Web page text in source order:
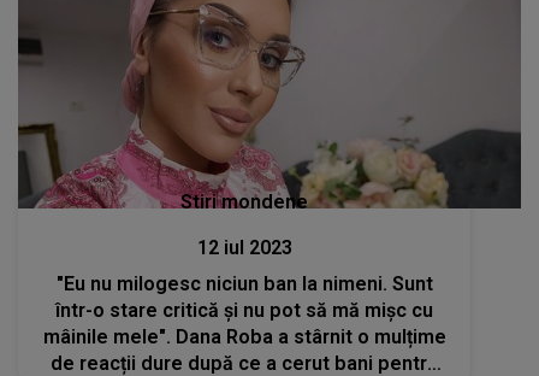
Stiri mondene
12 iul 2023
"Eu nu milogesc niciun ban la nimeni. Sunt
într-o stare critică și nu pot să mă mișc cu
mâinile mele". Dana Roba a stârnit o mulțime
de reacții dure după ce a cerut bani pentru